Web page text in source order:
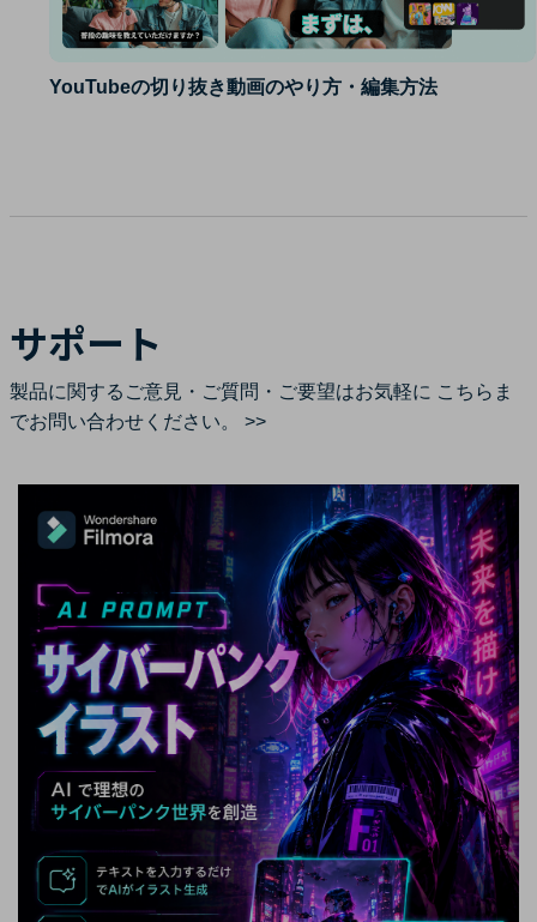
YouTubeの切り抜き動画のやり方・編集方法
サポート
製品に関するご意見・ご質問・ご要望はお気軽に こちらま
でお問い合わせください。 >>